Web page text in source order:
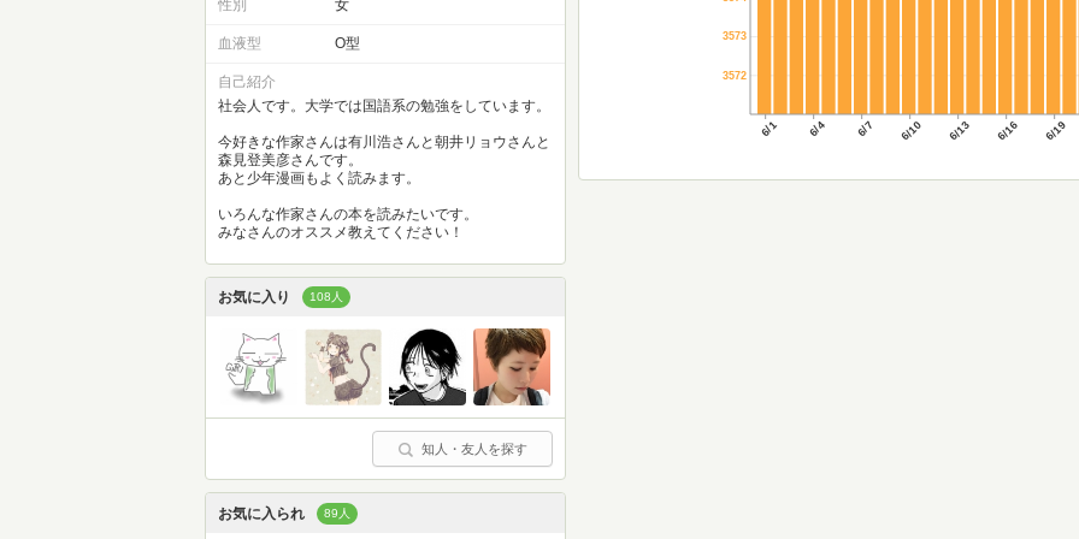
6/1 6/4 6/7 6/10 6/13 6/16 6/19
3572
3573
性別 女
血液型 O型
自己紹介
社会人です。大学では国語系の勉強をしています。
今好きな作家さんは有川浩さんと朝井リョウさんと
森見登美彦さんです。
あと少年漫画もよく読みます。
いろんな作家さんの本を読みたいです。
みなさんのオススメ教えてください！
お気に入り 108人
知人・友人を探す
お気に入られ 89人